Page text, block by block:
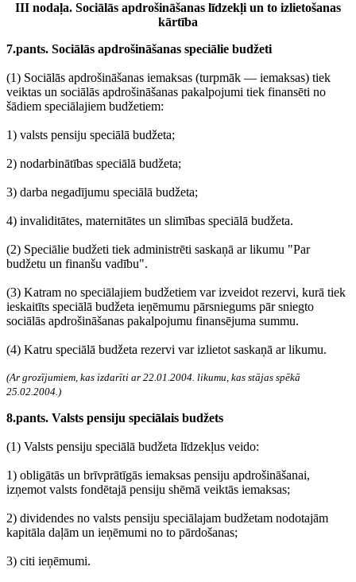
III nodaļa. Sociālās apdrošināšanas līdzekļi un to izlietošanas
kārtība
7.pants. Sociālās apdrošināšanas speciālie budžeti
(1) Sociālās apdrošināšanas iemaksas (turpmāk — iemaksas) tiek
veiktas un sociālās apdrošināšanas pakalpojumi tiek finansēti no
šādiem speciālajiem budžetiem:
1) valsts pensiju speciālā budžeta;
2) nodarbinātības speciālā budžeta;
3) darba negadījumu speciālā budžeta;
4) invaliditātes, maternitātes un slimības speciālā budžeta.
(2) Speciālie budžeti tiek administrēti saskaņā ar likumu "Par
budžetu un finanšu vadību".
(3) Katram no speciālajiem budžetiem var izveidot rezervi, kurā tiek
ieskaitīts speciālā budžeta ieņēmumu pārsniegums pār sniegto
sociālās apdrošināšanas pakalpojumu finansējuma summu.
(4) Katru speciālā budžeta rezervi var izlietot saskaņā ar likumu.
(Ar grozījumiem, kas izdarīti ar 22.01.2004. likumu, kas stājas spēkā
25.02.2004.)
8.pants. Valsts pensiju speciālais budžets
(1) Valsts pensiju speciālā budžeta līdzekļus veido:
1) obligātās un brīvprātīgās iemaksas pensiju apdrošināšanai,
izņemot valsts fondētajā pensiju shēmā veiktās iemaksas;
2) dividendes no valsts pensiju speciālajam budžetam nodotajām
kapitāla daļām un ieņēmumi no to pārdošanas;
3) citi ieņēmumi.